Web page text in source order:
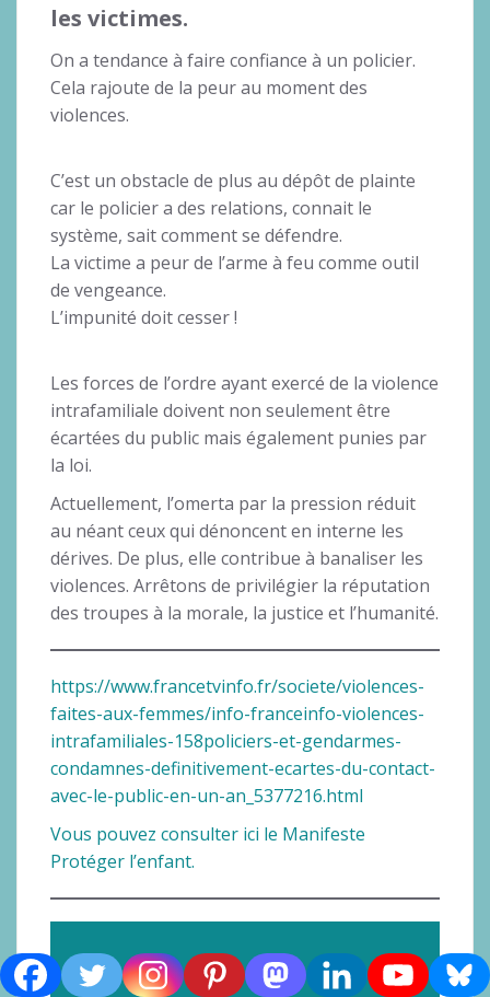
les victimes.
On a tendance à faire confiance à un policier.
Cela rajoute de la peur au moment des
violences.
C’est un obstacle de plus au dépôt de plainte
car le policier a des relations, connait le
système, sait comment se défendre.
La victime a peur de l’arme à feu comme outil
de vengeance.
L’impunité doit cesser !
Les forces de l’ordre ayant exercé de la violence
intrafamiliale doivent non seulement être
écartées du public mais également punies par
la loi.
Actuellement, l’omerta par la pression réduit
au néant ceux qui dénoncent en interne les
dérives. De plus, elle contribue à banaliser les
violences. Arrêtons de privilégier la réputation
des troupes à la morale, la justice et l’humanité.
https://www.francetvinfo.fr/societe/violences-
faites-aux-femmes/info-franceinfo-violences-
intrafamiliales-158policiers-et-gendarmes-
condamnes-definitivement-ecartes-du-contact-
avec-le-public-en-un-an_5377216.html
Vous pouvez consulter ici le Manifeste
Protéger l’enfant.